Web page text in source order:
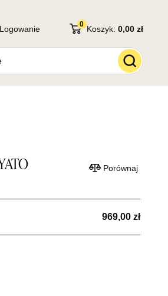
Logowanie 0 Koszyk: 0,00 zł
Porównaj
969,00 zł